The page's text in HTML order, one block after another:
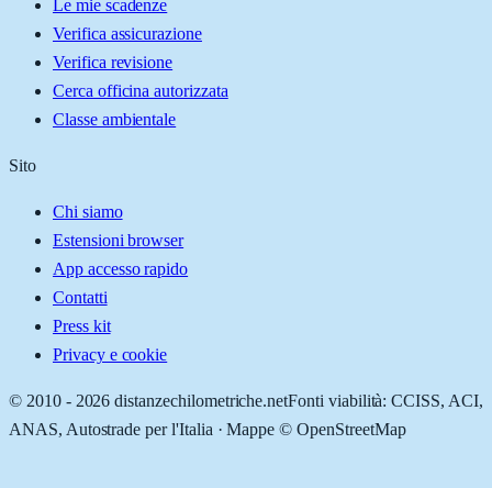
Le mie scadenze
Verifica assicurazione
Verifica revisione
Cerca officina autorizzata
Classe ambientale
Sito
Chi siamo
Estensioni browser
App accesso rapido
Contatti
Press kit
Privacy e cookie
© 2010 - 2026 distanzechilometriche.netFonti viabilità: CCISS, ACI,
ANAS, Autostrade per l'Italia · Mappe © OpenStreetMap